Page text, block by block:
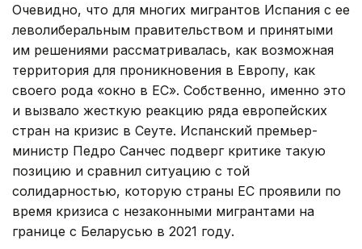
Очевидно, что для многих мигрантов Испания с ее
леволиберальным правительством и принятыми
им решениями рассматривалась, как возможная
территория для проникновения в Европу, как
своего рода «окно в ЕС». Собственно, именно это
и вызвало жесткую реакцию ряда европейских
стран на кризис в Сеуте. Испанский премьер-
министр Педро Санчес подверг критике такую
позицию и сравнил ситуацию с той
солидарностью, которую страны ЕС проявили по
время кризиса с незаконными мигрантами на
границе с Беларусью в 2021 году.